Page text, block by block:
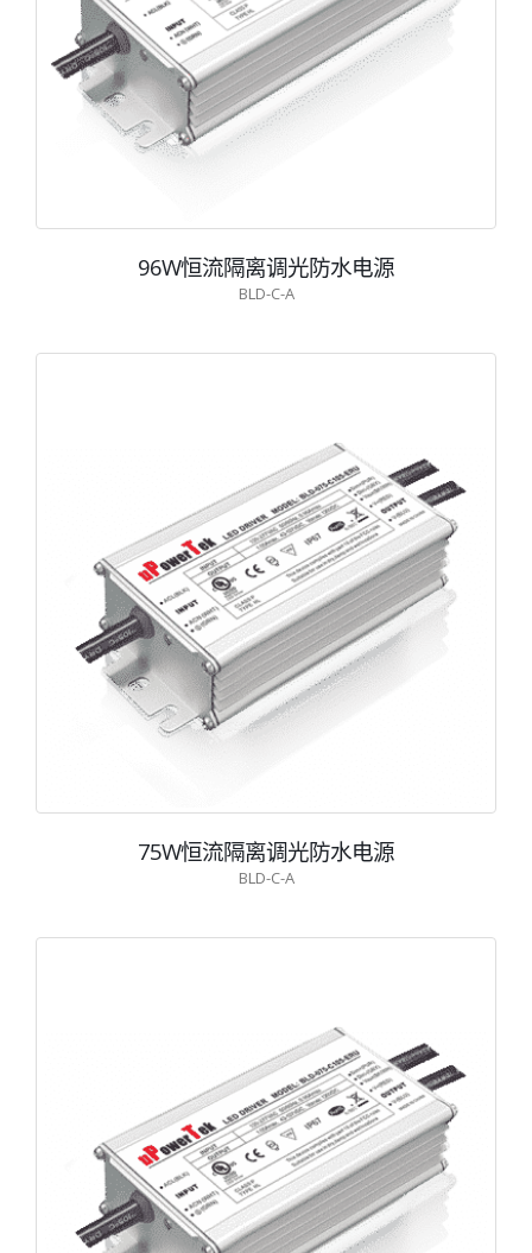
96W恒流隔离调光防水电源
BLD-C-A
75W恒流隔离调光防水电源
BLD-C-A